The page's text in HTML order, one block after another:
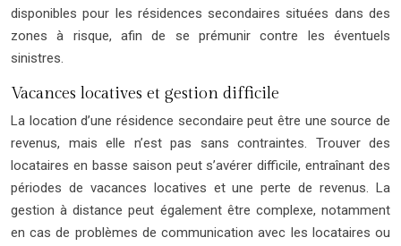
disponibles pour les résidences secondaires situées dans des
zones à risque, afin de se prémunir contre les éventuels
sinistres.
Vacances locatives et gestion difficile
La location d’une résidence secondaire peut être une source de
revenus, mais elle n’est pas sans contraintes. Trouver des
locataires en basse saison peut s’avérer difficile, entraînant des
périodes de vacances locatives et une perte de revenus. La
gestion à distance peut également être complexe, notamment
en cas de problèmes de communication avec les locataires ou